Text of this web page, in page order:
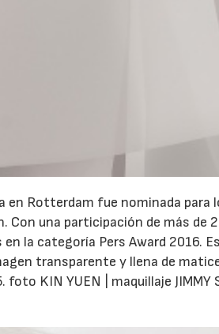
en Rotterdam fue nominada para
Con una participación de más de
la categoría Pers Award 2016.
transparente y llena de
KIN YUEN | maquillaje JIMMY